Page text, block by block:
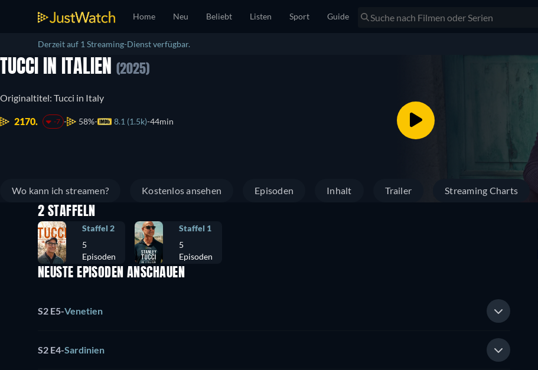
Home Neu Beliebt Listen Sport Guide
Derzeit auf 1 Streaming-Dienst verfügbar.
TUCCI IN ITALIEN (2025)
Originaltitel: Tucci in Italy
2170. -7 58% 8.1 (1.5k) 44min
Wo kann ich streamen? Kostenlos ansehen Episoden Inhalt Trailer Streaming Charts
2 STAFFELN
Staffel 2
5
Episoden
Staffel 1
5
Episoden
NEUSTE EPISODEN ANSCHAUEN
S2 E5-Venetien
S2 E4-Sardinien